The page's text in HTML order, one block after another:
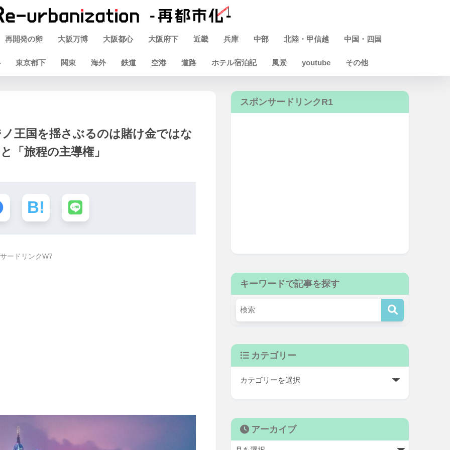
再開発の卵 大阪万博 大阪都心 大阪府下 近畿 兵庫 中部 北陸・甲信越 中国・四国
東京都下 関東 海外 鉄道 空港 道路 ホテル宿泊記 風景 youtube その他
王国を揺さぶるのは賭け金ではな
「旅程の主導権」
ードリンクW7
スポンサードリンクR1
キーワードで記事を探す
カテゴリー
アーカイブ